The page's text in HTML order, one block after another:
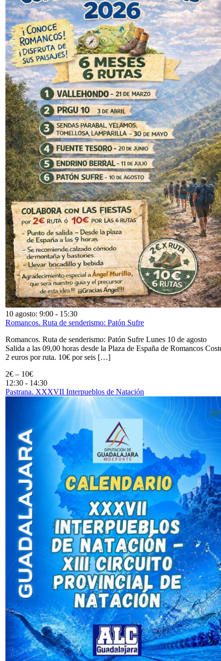
10 agosto: 9:00 - 15:30
Romancos. Ruta de senderismo: Patón Sufre
Romancos. Ruta de senderismo: Patón Sufre Lunes 10 de agosto
Salida a las 09,00 horas desde la Plaza de España de Romancos
2 euros por ruta. 10€ por seis […]
2€ – 10€
12:30 - 14:30
Pastrana. XXXVII Interpueblos de Natación